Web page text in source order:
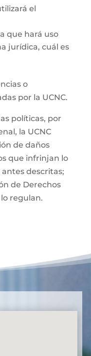
el
que hará uso
jurídica, cuál es
o
por la UCNC.
políticas, por
la UCNC
de daños
que infrinjan lo
descritas;
de Derechos
regulan.